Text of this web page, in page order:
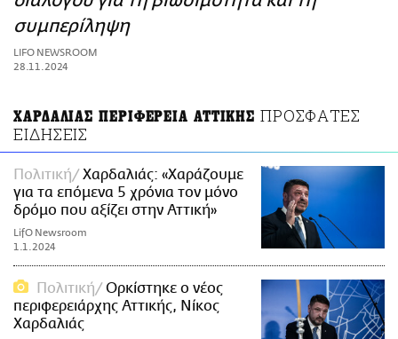
ΑΜΠΑ
PRINT
συμπερίληψη
LIFO NEWSROOM
28.11.2024
ΧΑΡΔΑΛΙΑΣ ΠΕΡΙΦΕΡΕΙΑ ΑΤΤΙΚΗΣ ΠΡΟΣΦΑΤΕΣ
ΕΙΔΗΣΕΙΣ
Πολιτική
Χαρδαλιάς: «Χαράζουμε
για τα επόμενα 5 χρόνια τον μόνο
δρόμο που αξίζει στην Αττική»
LifO Newsroom
1.1.2024
Πολιτική
Ορκίστηκε ο νέος
περιφερειάρχης Αττικής, Νίκος
Χαρδαλιάς